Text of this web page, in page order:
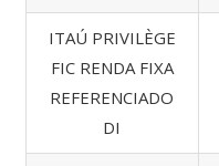
ITAÚ PRIVILÈGE
FIC RENDA FIXA
REFERENCIADO
DI